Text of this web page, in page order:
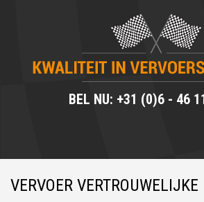
BEL NU: +31 (0)6 - 46
VERVOER VERTROUWELIJKE